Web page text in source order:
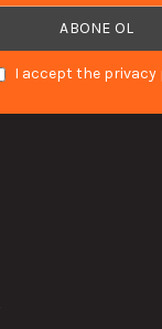
I accept the privacy